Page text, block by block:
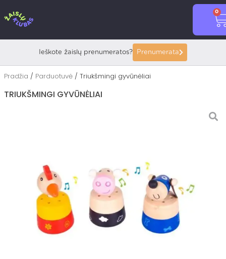
prie
0
Ieškote žaislų prenumeratos? Prenumerata
Pradžia / Parduotuvė / Triukšmingi gyvūnėliai
TRIUKŠMINGI GYVŪNĖLIAI